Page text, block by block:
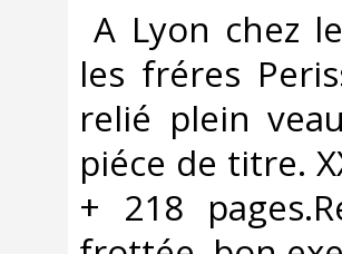
A Lyon chez
les fréres
relié plein
piéce de titre.
+ 218